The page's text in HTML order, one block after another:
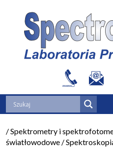
/Spektrometry i
światłowodowe /